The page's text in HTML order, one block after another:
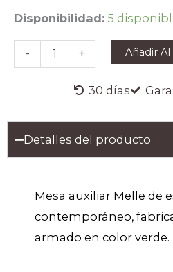
Disponibilidad: 5
-
MESA
AUXILIAR
MELLE
cantidad
+ Añadir Al
30 días
Detalles del producto
Mesa auxiliar Melle de
contemporáneo,
armado en color verde.